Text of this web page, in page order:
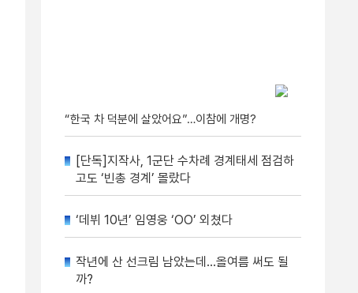
“한국 차 덕분에 살았어요”…이참에 개명?
[단독]지작사, 1군단 수차례 경계태세 점검하
고도 ‘빈총 경계’ 몰랐다
‘데뷔 10년’ 임영웅 ‘OO’ 외쳤다
작년에 산 선크림 남았는데…올여름 써도 될
까?